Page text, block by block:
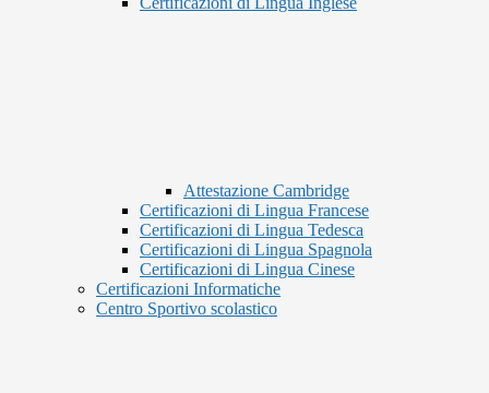
Attestazione Cambridge
Certificazioni di Lingua Francese
Certificazioni di Lingua Tedesca
Certificazioni di Lingua Spagnola
Certificazioni di Lingua Cinese
Certificazioni Informatiche
Centro Sportivo scolastico